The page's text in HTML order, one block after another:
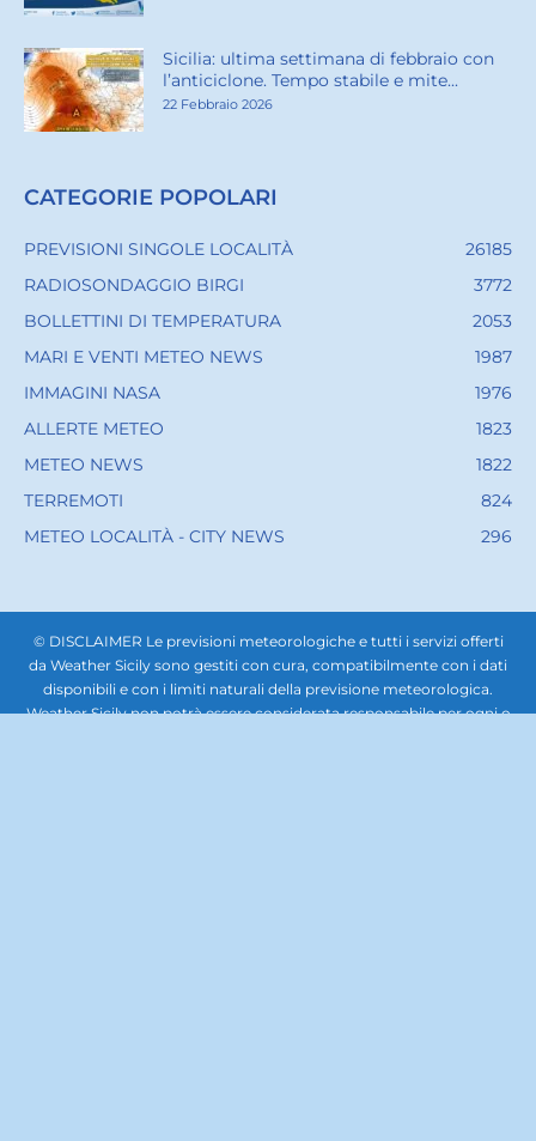
Sicilia: ultima settimana di febbraio con
l’anticiclone. Tempo stabile e mite...
22 Febbraio 2026
CATEGORIE POPOLARI
PREVISIONI SINGOLE LOCALITÀ
26185
RADIOSONDAGGIO BIRGI
3772
BOLLETTINI DI TEMPERATURA
2053
MARI E VENTI METEO NEWS
1987
IMMAGINI NASA
1976
ALLERTE METEO
1823
METEO NEWS
1822
TERREMOTI
824
METEO LOCALITÀ - CITY NEWS
296
© DISCLAIMER Le previsioni meteorologiche e tutti i servizi offerti
da Weather Sicily sono gestiti con cura, compatibilmente con i dati
disponibili e con i limiti naturali della previsione meteorologica.
Weather Sicily non potrà essere considerata responsabile per ogni o